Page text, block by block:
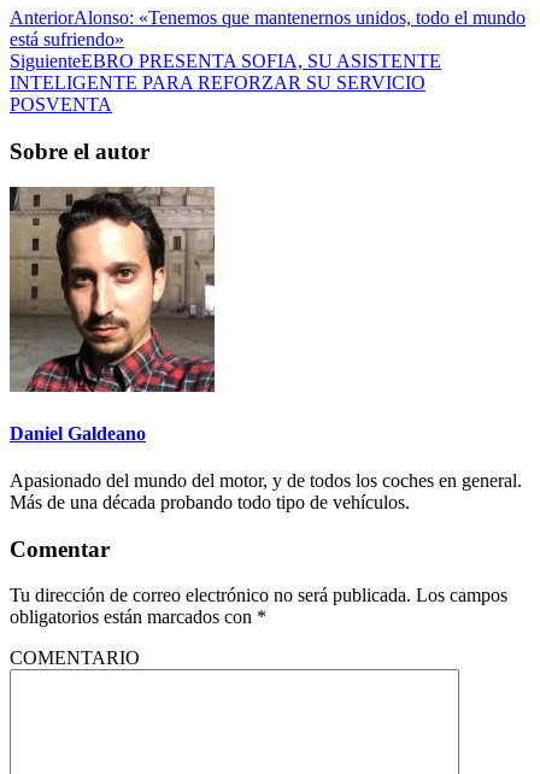
AnteriorAlonso: «Tenemos que mantenernos unidos, todo el mundo
está sufriendo»
SiguienteEBRO PRESENTA SOFIA, SU ASISTENTE
INTELIGENTE PARA REFORZAR SU SERVICIO
POSVENTA
Sobre el autor
Daniel Galdeano
Apasionado del mundo del motor, y de todos los coches en general.
Más de una década probando todo tipo de vehículos.
Comentar
Tu dirección de correo electrónico no será publicada. Los campos
obligatorios están marcados con *
COMENTARIO